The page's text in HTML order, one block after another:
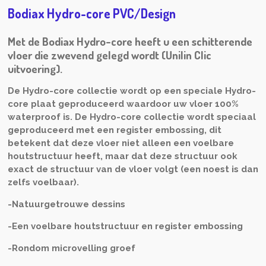
Bodiax Hydro-core PVC/Design
Met de Bodiax Hydro-core heeft u een schitterende
vloer die zwevend gelegd wordt (Unilin Clic
uitvoering).
De Hydro-core collectie wordt op een speciale Hydro-
core plaat geproduceerd waardoor uw vloer 100%
waterproof is. De Hydro-core collectie wordt speciaal
geproduceerd met een register embossing, dit
betekent dat deze vloer niet alleen een voelbare
houtstructuur heeft, maar dat deze structuur ook
exact de structuur van de vloer volgt (een noest is dan
zelfs voelbaar).
-Natuurgetrouwe dessins
-Een voelbare houtstructuur en register embossing
-Rondom microvelling groef